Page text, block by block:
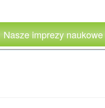
Nasze imprezy naukowe